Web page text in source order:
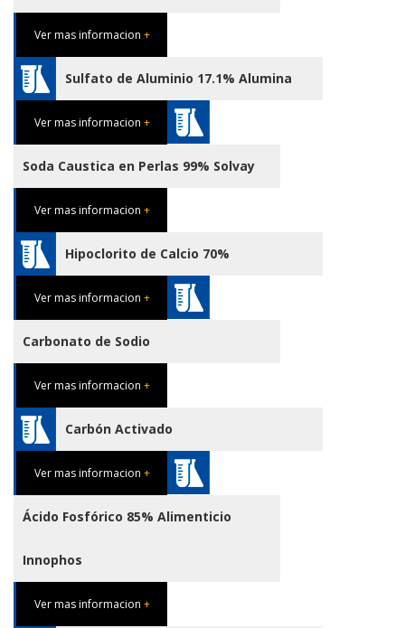
Ver mas informacion +
Sulfato de Aluminio 17.1% Alumina
Ver mas informacion +
Soda Caustica en Perlas 99% Solvay
Ver mas informacion +
Hipoclorito de Calcio 70%
Ver mas informacion +
Carbonato de Sodio
Ver mas informacion +
Carbón Activado
Ver mas informacion +
Ácido Fosfórico 85% Alimenticio
Innophos
Ver mas informacion +